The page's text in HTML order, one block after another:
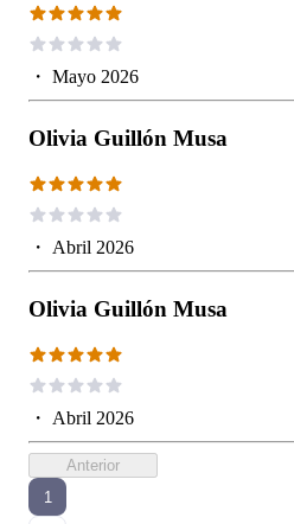
・ Mayo 2026
Olivia Guillón Musa
・ Abril 2026
Olivia Guillón Musa
・ Abril 2026
Anterior
1